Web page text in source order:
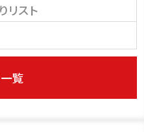
リスト
覧